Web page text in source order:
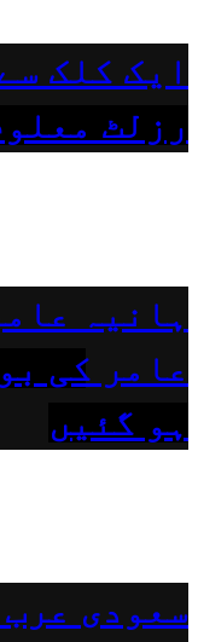
ایک کلک
رزلٹ
ہانیہ
عامر کی
ہو گئیں
سعودی